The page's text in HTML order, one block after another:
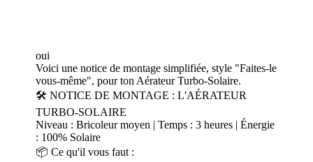
oui
Voici une notice de montage simplifiée, style "Faites-le
vous-même", pour ton Aérateur Turbo-Solaire.
🛠️ NOTICE DE MONTAGE : L'AÉRATEUR
TURBO-SOLAIRE
Niveau : Bricoleur moyen | Temps : 3 heures | Énergie
: 100% Solaire
📦 Ce qu'il vous faut :